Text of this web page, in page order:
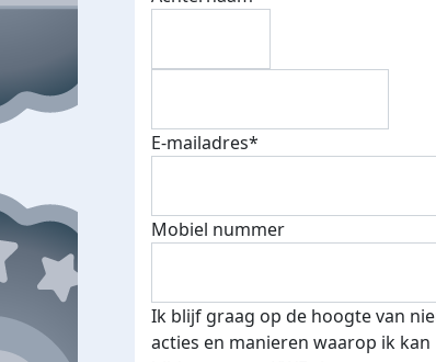
E-mails verstuurd
Top fondsenwerver
E-mailadres*
Mobiel nummer
Ik blijf graag op de hoogte van
acties en manieren waarop ik kan